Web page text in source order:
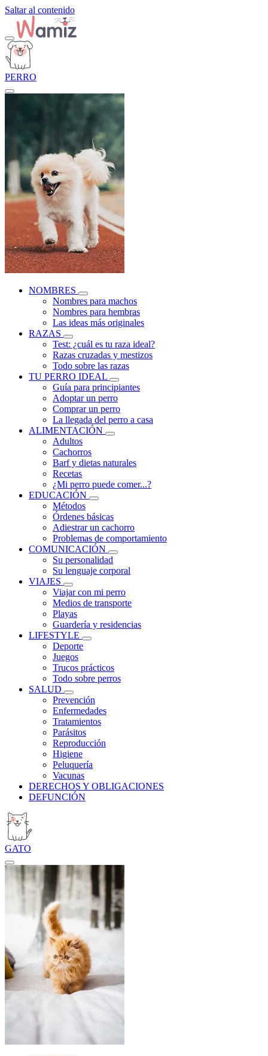
Saltar al contenido
PERRO
NOMBRES
Nombres para machos
Nombres para hembras
Las ideas más originales
RAZAS
Test: ¿cuál es tu raza ideal?
Razas cruzadas y mestizos
Todo sobre las razas
TU PERRO IDEAL
Guía para principiantes
Adoptar un perro
Comprar un perro
La llegada del perro a casa
ALIMENTACIÓN
Adultos
Cachorros
Barf y dietas naturales
Recetas
¿Mi perro puede comer...?
EDUCACIÓN
Métodos
Órdenes básicas
Adiestrar un cachorro
Problemas de comportamiento
COMUNICACIÓN
Su personalidad
Su lenguaje corporal
VIAJES
Viajar con mi perro
Medios de transporte
Playas
Guardería y residencias
LIFESTYLE
Deporte
Juegos
Trucos prácticos
Todo sobre perros
SALUD
Prevención
Enfermedades
Tratamientos
Parásitos
Reproducción
Higiene
Peluquería
Vacunas
DERECHOS Y OBLIGACIONES
DEFUNCIÓN
GATO